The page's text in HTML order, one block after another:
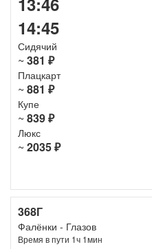
14:45
Сидячий
~ 381 ₽
Плацкарт
~ 881 ₽
Купе
~ 839 ₽
Люкс
~ 2035 ₽
368Г
Фалёнки - Глазов
Время в пути 1ч 1мин